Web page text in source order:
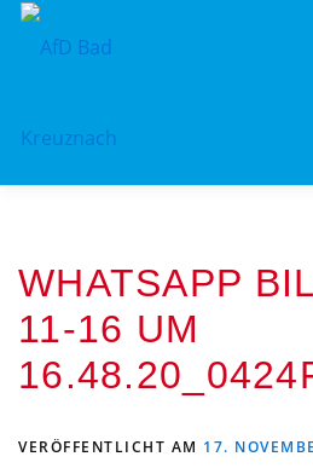
Zum
Inhalt
TERMINE MITMACHEN!
WHATSAPP
11-16 UM
VERÖFFENTLICHT AM 17.